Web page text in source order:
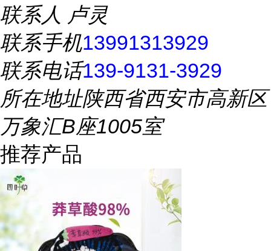
联系人 卢灵
联系手机13991313929
联系电话139-9131-3929
所在地址陕西省西安市高新区
万象汇B座1005室
推荐产品